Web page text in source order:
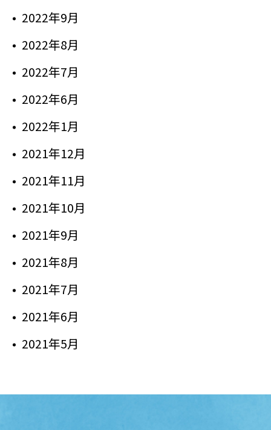
2022年9月
2022年8月
2022年7月
2022年6月
2022年1月
2021年12月
2021年11月
2021年10月
2021年9月
2021年8月
2021年7月
2021年6月
2021年5月